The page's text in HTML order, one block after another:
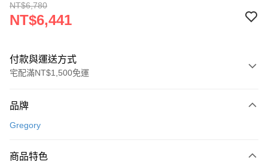
NT$6,780
NT$6,441
付款與運送方式
宅配滿NT$1,500免運
信用卡一次付款
Apple Pay
品牌
Gregory
商品特色